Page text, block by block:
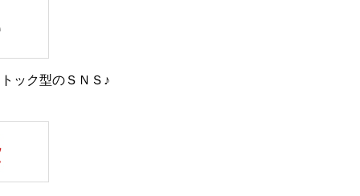
ック型のＳＮＳ♪